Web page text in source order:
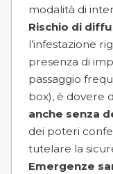
modalità di
Rischio di
l’infestazione
presenza di
passaggio
box), è dovere
anche senza
dei poteri
tutelare la
Emergenze